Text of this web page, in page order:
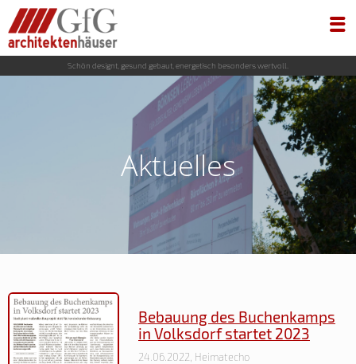
Schön designt, gesund gebaut, energetisch besonders wertvoll.
Aktuelles
Bebauung des Buchenkamps
in Volksdorf startet 2023
24.06.2022, Heimatecho